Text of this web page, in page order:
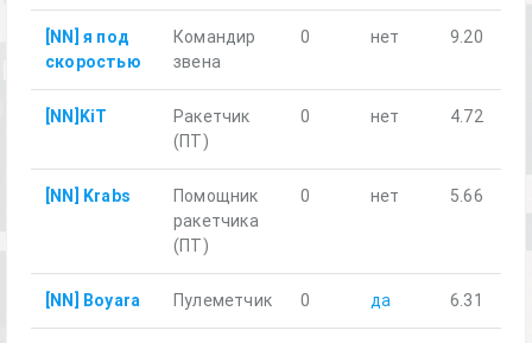
[NN] я под
скоростью
Командир
звена
0 нет 9.20
[NN]KiT
Ракетчик
(ПТ)
0 нет 4.72
[NN] Krabs
Помощник
ракетчика
(ПТ)
0 нет 5.66
[NN] Boyara Пулеметчик 0 да 6.31